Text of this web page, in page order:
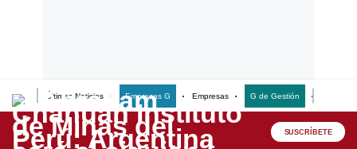
Últimas Noticias Empresas G Empresas G de Gestión
Lo último
Peru Quiosco SUSCRÍBETE